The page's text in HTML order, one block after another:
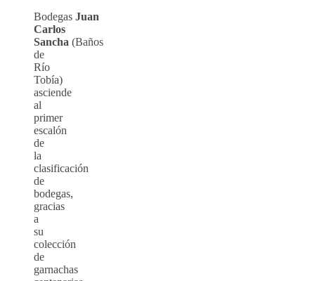
Bodegas Juan
Carlos
Sancha (Baños
de
Río
Tobía)
asciende
al
primer
escalón
de
la
clasificación
de
bodegas,
gracias
a
su
colección
de
garnachas